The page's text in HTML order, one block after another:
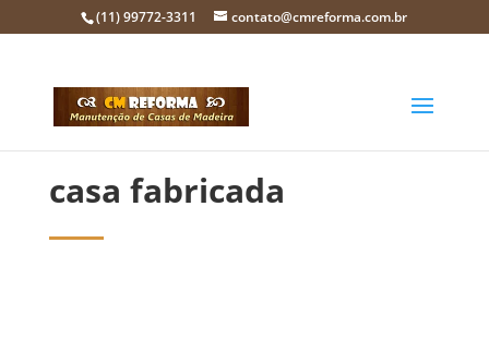
(11) 99772-3311 contato@cmreforma.com.br
casa fabricada